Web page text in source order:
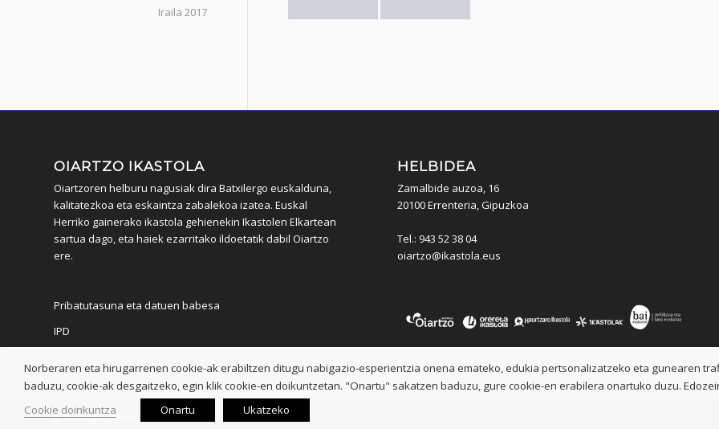
Iraila 2017
OIARTZO IKASTOLA
Oiartzoren helburu nagusiak dira Batxilergo euskalduna,
kalitatezkoa eta eskaintza zabalekoa izatea. Euskal
Herriko gainerako ikastola gehienekin Ikastolen Elkartean
sartua dago, eta haiek ezarritako ildoetatik dabil Oiartzo
ere.
Pribatutasuna eta datuen babesa
IPD
HELBIDEA
Zamalbide auzoa, 16
20100 Errenteria, Gipuzkoa
Tel.: 943 52 38 04
oiartzo@ikastola.eus
© Copyright - Oiartzo Ikastola
Norberaren eta hirugarrenen cookie-ak erabiltzen ditugu nabigazio-esperientzia onena emateko, edukia pertsonalizatzeko eta gunearen
baduzu, cookie-ak desgaitzeko, egin klik cookie-en doikuntzetan. "Onartu" sakatzen baduzu, gure cookie-en erabilera onartuko duzu.
Cookie doinkuntza
Onartu Ukatzeko